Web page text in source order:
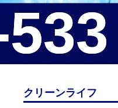
クリーンライフ